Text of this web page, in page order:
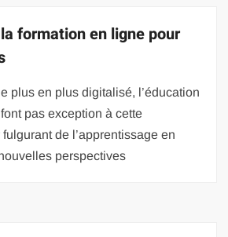
formation en ligne pour
plus en plus digitalisé, l’éducation
pas exception à cette
fulgurant de l’apprentissage en
perspectives